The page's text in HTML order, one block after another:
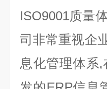
ISO9001质量
司非常重视企
息化管理体系,